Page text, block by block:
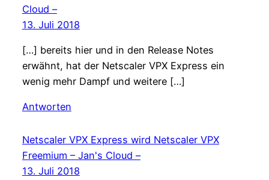
Cloud –
13. Juli 2018
[…] bereits hier und in den Release Notes
erwähnt, hat der Netscaler VPX Express ein
wenig mehr Dampf und weitere […]
Antworten
Netscaler VPX Express wird Netscaler VPX
Freemium – Jan's Cloud –
13. Juli 2018